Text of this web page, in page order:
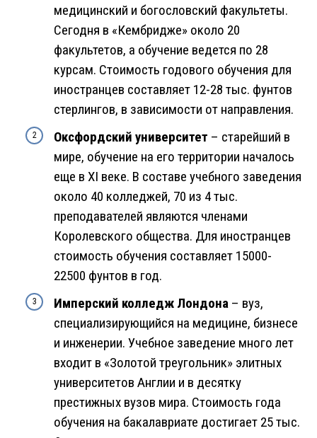
медицинский и богословский факультеты.
Сегодня в «Кембридже» около 20
факультетов, а обучение ведется по 28
курсам. Стоимость годового обучения для
иностранцев составляет 12-28 тыс. фунтов
стерлингов, в зависимости от направления.
Оксфордский университет – старейший в
мире, обучение на его территории началось
еще в XI веке. В составе учебного заведения
около 40 колледжей, 70 из 4 тыс.
преподавателей являются членами
Королевского общества. Для иностранцев
стоимость обучения составляет 15000-
22500 фунтов в год.
Имперский колледж Лондона – вуз,
специализирующийся на медицине, бизнесе
и инженерии. Учебное заведение много лет
входит в «Золотой треугольник» элитных
университетов Англии и в десятку
престижных вузов мира. Стоимость года
обучения на бакалавриате достигает 25 тыс.